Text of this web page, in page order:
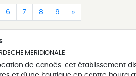
6(current)
7(current)
8(current)
9(current)
»(current)
MERIDIONALE
de canoës. cet établissement